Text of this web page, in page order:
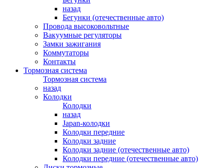
назад
Бегунки (отечественные авто)
Провода высоковольтные
Вакуумные регуляторы
Замки зажигания
Коммутаторы
Контакты
Тормозная система
Тормозная система
назад
Колодки
Колодки
назад
Japan-колодки
Колодки передние
Колодки задние
Колодки задние (отечественные авто)
Колодки передние (отечественные авто)